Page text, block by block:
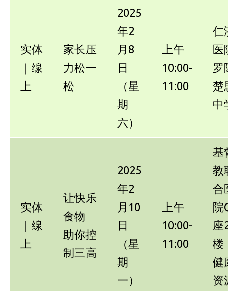
实体
｜缐
上
家长压
力松一
松
2025
年2
月8
日
（星
期
六）
上午
10:00-
11:00
仁
医
罗
楚
中
实体
｜缐
上
让快乐
食物
助你控
制三高
2025
年2
月10
日
（星
期
一）
上午
10:00-
11:00
基
教
合
院
座
楼
健
资